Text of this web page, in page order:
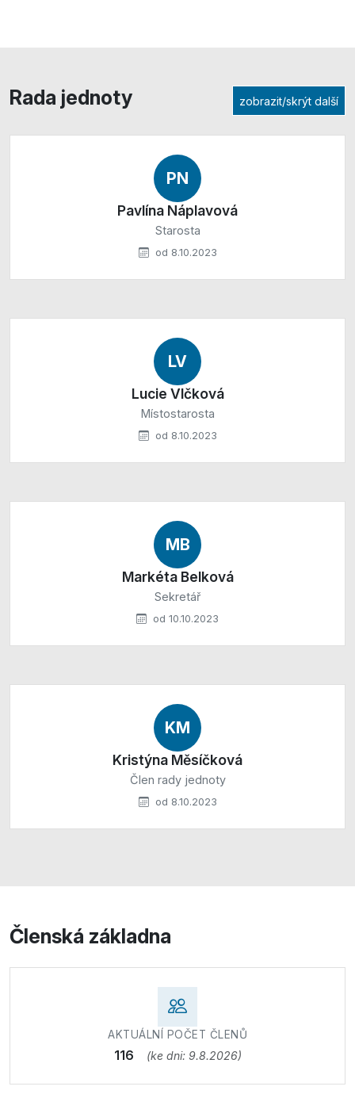
Rada jednoty zobrazit/skrýt další
PN
Pavlína Náplavová
Starosta
od 8.10.2023
LV
Lucie Vlčková
Místostarosta
od 8.10.2023
MB
Markéta Belková
Sekretář
od 10.10.2023
KM
Kristýna Měsíčková
Člen rady jednoty
od 8.10.2023
Členská základna
AKTUÁLNÍ POČET ČLENŮ
116 (ke dni: 9.8.2026)